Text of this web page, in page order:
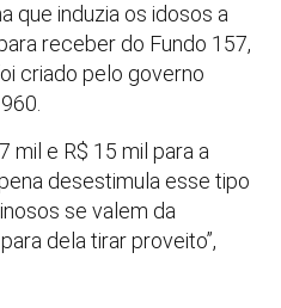
que induzia os idosos a
receber do Fundo 157,
criado pelo governo
mil e R$ 15 mil para a
desestimula esse tipo
se valem da
dela tirar proveito”,